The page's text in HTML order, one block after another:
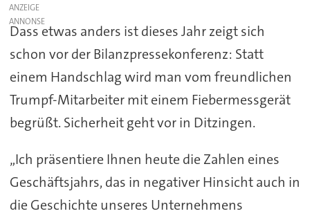
ANZEIGE
Dass etwas anders ist dieses Jahr zeigt sich
schon vor der Bilanzpressekonferenz: Statt
einem Handschlag wird man vom freundlichen
Trumpf-Mitarbeiter mit einem Fiebermessgerät
begrüßt. Sicherheit geht vor in Ditzingen.
„Ich präsentiere Ihnen heute die Zahlen eines
Geschäftsjahrs, das in negativer Hinsicht auch in
die Geschichte unseres Unternehmens